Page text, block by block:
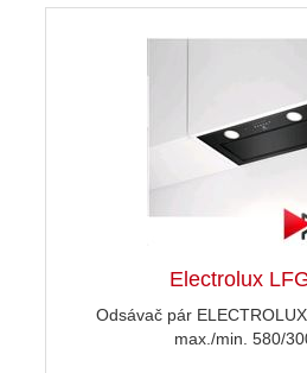
Electrolux
Odsávač pár
max./min. 580/